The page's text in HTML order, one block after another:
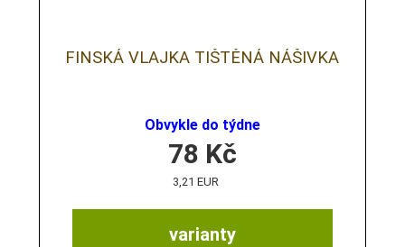
FINSKÁ VLAJKA TIŠTĚNÁ NÁŠIVKA
Obvykle do týdne
varianty
78 Kč
3,21 EUR